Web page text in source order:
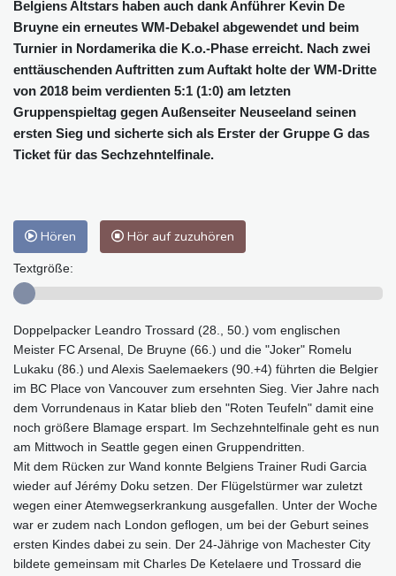
Belgiens Altstars haben auch dank Anführer Kevin De
Bruyne ein erneutes WM-Debakel abgewendet und beim
Turnier in Nordamerika die K.o.-Phase erreicht. Nach zwei
enttäuschenden Auftritten zum Auftakt holte der WM-Dritte
von 2018 beim verdienten 5:1 (1:0) am letzten
Gruppenspieltag gegen Außenseiter Neuseeland seinen
ersten Sieg und sicherte sich als Erster der Gruppe G das
Ticket für das Sechzehntelfinale.
Hören Hör auf zuzuhören
Textgröße:
Doppelpacker Leandro Trossard (28., 50.) vom englischen
Meister FC Arsenal, De Bruyne (66.) und die "Joker" Romelu
Lukaku (86.) und Alexis Saelemaekers (90.+4) führten die Belgier
im BC Place von Vancouver zum ersehnten Sieg. Vier Jahre nach
dem Vorrundenaus in Katar blieb den "Roten Teufeln" damit eine
noch größere Blamage erspart. Im Sechzehntelfinale geht es nun
am Mittwoch in Seattle gegen einen Gruppendritten.
Mit dem Rücken zur Wand konnte Belgiens Trainer Rudi Garcia
wieder auf Jérémy Doku setzen. Der Flügelstürmer war zuletzt
wegen einer Atemwegserkrankung ausgefallen. Unter der Woche
war er zudem nach London geflogen, um bei der Geburt seines
ersten Kindes dabei zu sein. Der 24-Jährige von Machester City
bildete gemeinsam mit Charles De Ketelaere und Trossard die